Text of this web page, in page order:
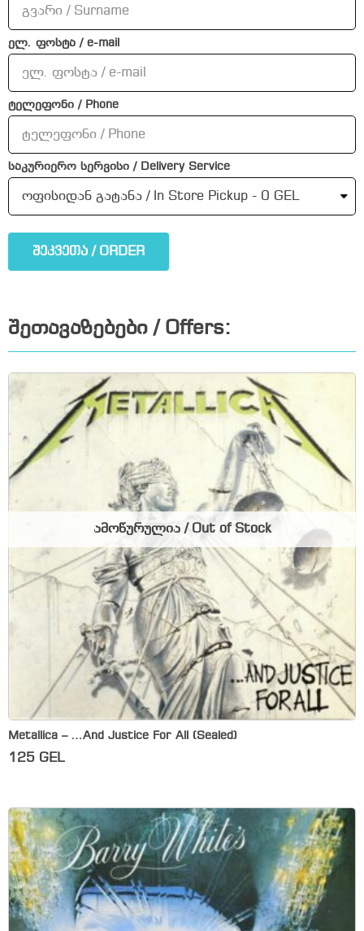
ელ. ფოსტა / e-mail
ტელეფონი / Phone
საკურიერო სერვისი / Delivery Service
შეკვეთა / ORDER
შეთავაზებები / Offers:
Metallica – …And Justice For All (Sealed)
125 GEL
ამოწურულია / Out of Stock